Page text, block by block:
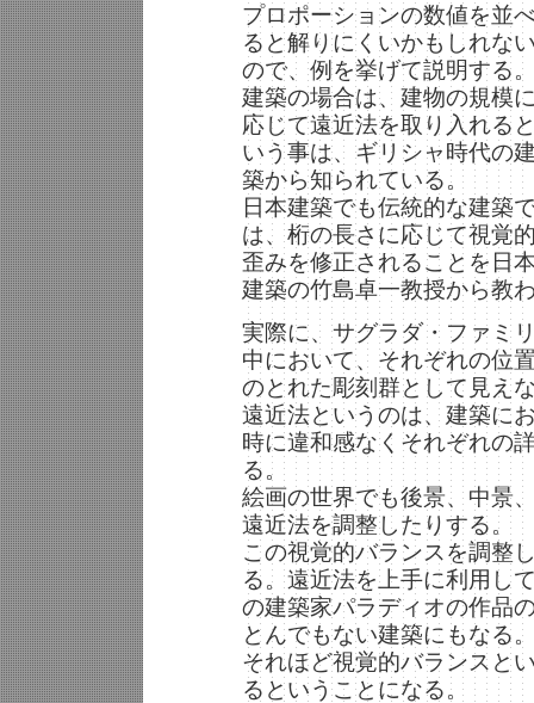
プロポーションの数値を並
ると解りにくいかもしれな
ので、例を挙げて説明する
建築の場合は、建物の規模
応じて遠近法を取り入れる
いう事は、ギリシャ時代の
築から知られている。
日本建築でも伝統的な建築
は、桁の長さに応じて視覚
歪みを修正されることを日
建築の竹島卓一教授から教
実際に、サグラダ・ファミ
中において、それぞれの位
のとれた彫刻群として見え
遠近法というのは、建築に
時に違和感なくそれぞれの
る。
絵画の世界でも後景、中景
遠近法を調整したりする。
この視覚的バランスを調整
る。遠近法を上手に利用し
の建築家パラディオの作品
とんでもない建築にもなる
それほど視覚的バランスと
るということになる。